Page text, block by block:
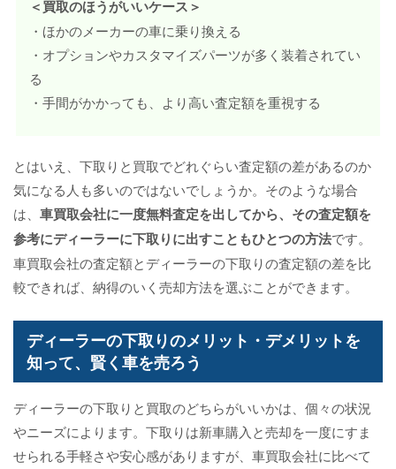
＜買取のほうがいいケース＞
・ほかのメーカーの車に乗り換える
・オプションやカスタマイズパーツが多く装着されてい
る
・手間がかかっても、より高い査定額を重視する
とはいえ、下取りと買取でどれぐらい査定額の差があるのか
気になる人も多いのではないでしょうか。そのような場合
は、 車買取会社に一度無料査定を出してから、その査定額を
参考にディーラーに下取りに出すこともひとつの方法です。
車買取会社の査定額とディーラーの下取りの査定額の差を比
較できれば、納得のいく売却方法を選ぶことができます。
ディーラーの下取りのメリット・デメリットを
知って、賢く車を売ろう
ディーラーの下取りと買取のどちらがいいかは、個々の状況
やニーズによります。下取りは新車購入と売却を一度にすま
せられる手軽さや安心感がありますが、車買取会社に比べて